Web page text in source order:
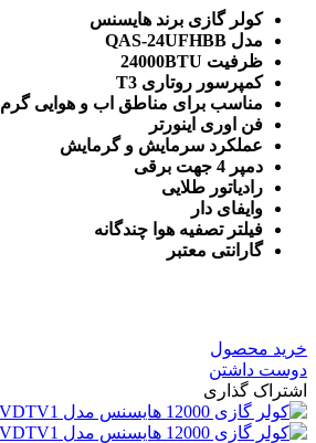
کولر گازی برند هایسنس
مدل QAS-24UFHBB
ظرفیت 24000BTU
کمپرسور روتاری T3
مناسب برای مناطق اب و هوایی گرم
فن اوری اینورتر
عملکرد سرمایش و گرمایش
دمپر 4 جهت برقی
رادیاتور طلایی
وایفای دار
فیلتر تصفیه هوا چندگانه
گارانتی معتبر
خرید محصول
دوست داشتن
اشتراک گذاری